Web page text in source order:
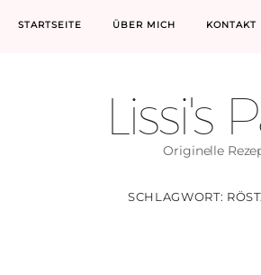
STARTSEITE ÜBER MICH KONTAKT
Lissi's
Originelle
SCHLAGWORT: